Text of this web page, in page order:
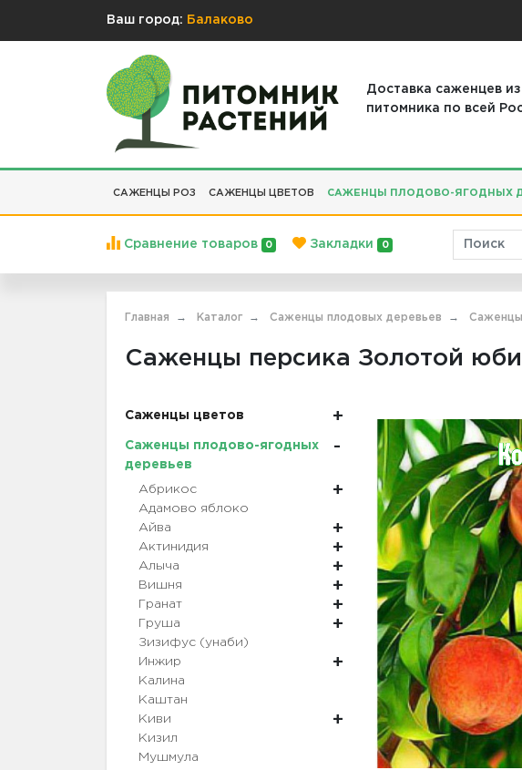
Ваш город: Балаково
Доставка саженцев из
питомника по всей
САЖЕНЦЫ РОЗ САЖЕНЦЫ ЦВЕТОВ САЖЕНЦЫ ПЛОДОВО-ЯГОДНЫХ
Сравнение товаров 0 Закладки 0
Главная Каталог Саженцы плодовых деревьев Саженцы
Саженцы персика Золотой
Саженцы цветов
Саженцы плодово-ягодных
деревьев
Абрикос
Адамово яблоко
Айва
Актинидия
Алыча
Вишня
Гранат
Груша
Зизифус (унаби)
Инжир
Калина
Каштан
Киви
Кизил
Мушмула